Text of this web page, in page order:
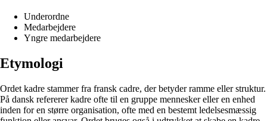
Underordne
Medarbejdere
Yngre medarbejdere
Etymologi
Ordet kadre stammer fra fransk cadre, der betyder ramme eller struktur.
På dansk refererer kadre ofte til en gruppe mennesker eller en enhed
inden for en større organisation, ofte med en bestemt ledelsesmæssig